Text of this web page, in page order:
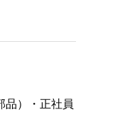
品）・正社員